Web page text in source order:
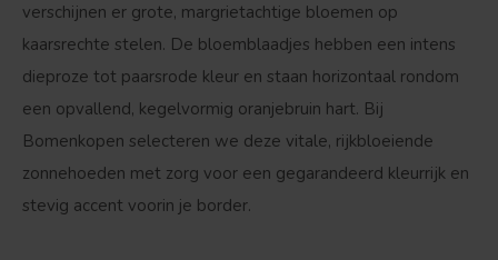
verschijnen er grote, margrietachtige bloemen op
kaarsrechte stelen. De bloemblaadjes hebben een intens
dieproze tot paarsrode kleur en staan horizontaal rondom
een opvallend, kegelvormig oranjebruin hart. Bij
Bomenkopen selecteren we deze vitale, rijkbloeiende
zonnehoeden met zorg voor een gegarandeerd kleurrijk en
stevig accent voorin je border.